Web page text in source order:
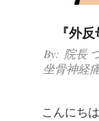
『外
2016-
06-
By: 院長
坐骨神経
こんにち